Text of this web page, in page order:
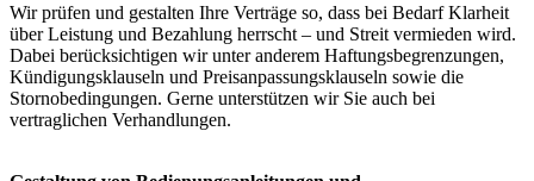
Wir prüfen und gestalten Ihre Verträge so, dass bei Bedarf Klarheit
über Leistung und Bezahlung herrscht – und Streit vermieden wird.
Dabei berücksichtigen wir unter anderem Haftungsbegrenzungen,
Kündigungsklauseln und Preisanpassungsklauseln sowie die
Stornobedingungen. Gerne unterstützen wir Sie auch bei
vertraglichen Verhandlungen.